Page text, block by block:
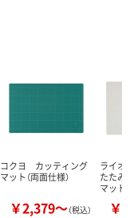
コクヨ カッティング
マット（両面仕様）
￥2,379～（税込）
ライオ
たたみ
マット
￥